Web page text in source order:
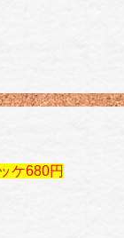
ケ680円